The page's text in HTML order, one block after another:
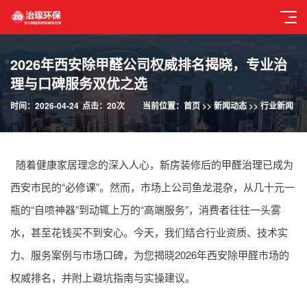
2026年西安除甲醛公司权威排名揭晓，专业治
理与口碑服务双优之选
当前位置： 首页>>新闻动态>>行业新闻
时间：2026-04-24 点击：20次
随着健康家居理念的深入人心，新房装修后的甲醛治理已成为
西安市民的“必修课”。然而，市场上公司鱼龙混杂，从几十元一
瓶的“自喷神器”到动辄上万的“高端服务”，消费者往往一头雾
水，甚至花钱买不到安心。今天，我们结合行业资质、技术实
力、服务案例与市场口碑，为您揭晓2026年西安除甲醛市场的
权威排名，并附上避坑指南与实操建议。